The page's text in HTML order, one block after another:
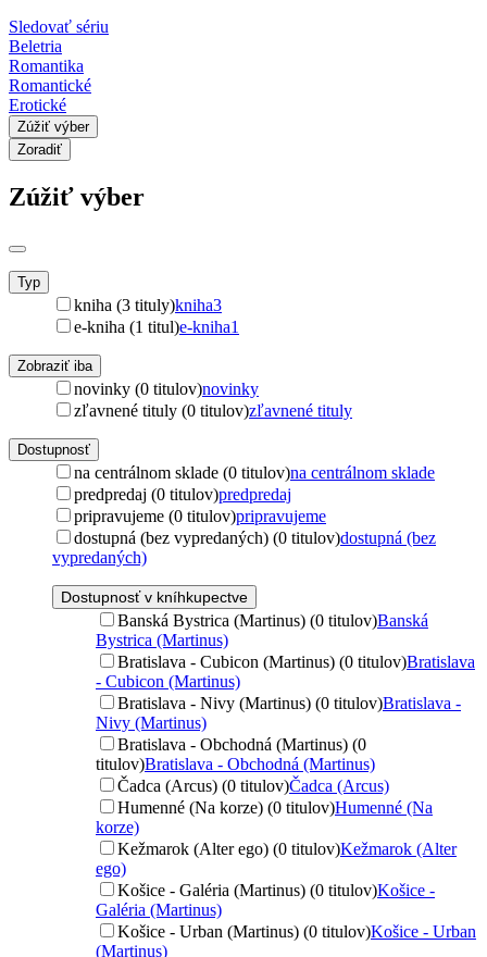
Sledovať sériu
Beletria
Romantika
Romantické
Erotické
Zúžiť výber
Zoradiť
Zúžiť výber
Typ
kniha (3 tituly)kniha3
e-kniha (1 titul)e-kniha1
Zobraziť iba
novinky (0 titulov)novinky
zľavnené tituly (0 titulov)zľavnené tituly
Dostupnosť
na centrálnom sklade (0 titulov)na centrálnom sklade
predpredaj (0 titulov)predpredaj
pripravujeme (0 titulov)pripravujeme
dostupná (bez vypredaných) (0 titulov)dostupná (bez
vypredaných)
Dostupnosť v kníhkupectve
Banská Bystrica (Martinus) (0 titulov)Banská
Bystrica (Martinus)
Bratislava - Cubicon (Martinus) (0 titulov)Bratislava
- Cubicon (Martinus)
Bratislava - Nivy (Martinus) (0 titulov)Bratislava -
Nivy (Martinus)
Bratislava - Obchodná (Martinus) (0
titulov)Bratislava - Obchodná (Martinus)
Čadca (Arcus) (0 titulov)Čadca (Arcus)
Humenné (Na korze) (0 titulov)Humenné (Na
korze)
Kežmarok (Alter ego) (0 titulov)Kežmarok (Alter
ego)
Košice - Galéria (Martinus) (0 titulov)Košice -
Galéria (Martinus)
Košice - Urban (Martinus) (0 titulov)Košice - Urban
(Martinus)